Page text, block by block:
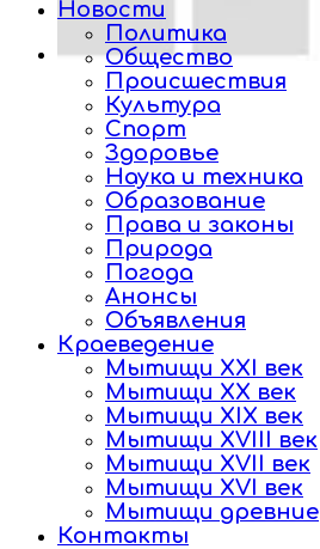
Новости
Политика
Общество
Происшествия
Культура
Спорт
Здоровье
Наука и техника
Образование
Права и законы
Природа
Погода
Анонсы
Объявления
Краеведение
Мытищи XXI век
Мытищи XX век
Мытищи XIX век
Мытищи XVIII век
Мытищи XVII век
Мытищи XVI век
Мытищи древние
Контакты